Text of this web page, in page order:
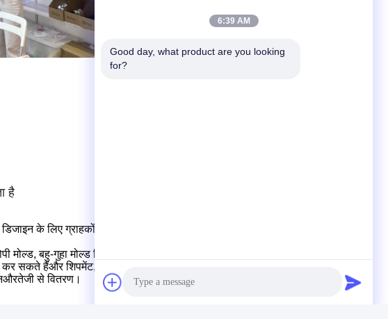
है
के लिए ग्राहकों के साथ सहयोग करना,
मोल्ड, बहु-गुहा मोल्ड डिजाइन और उत्पादन।
कर सकते हैंऔर शिपमेंट,
औरतेजी से वितरण।
6:39 AM
Good day, what product are you looking
for?